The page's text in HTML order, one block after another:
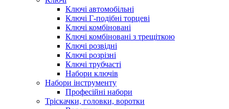
Ключі автомобільні
Ключі Г-подібні торцеві
Ключі комбіновані
Ключі комбіновані з трещіткою
Ключі розвідні
Ключі розрізні
Ключі трубчасті
Набори ключів
Набори інструменту
Професійні набори
Тріскачки, головки, воротки